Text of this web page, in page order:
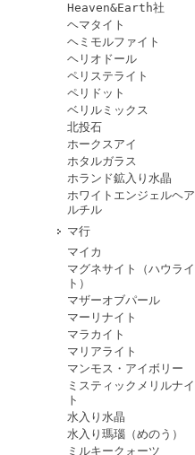
Heaven&Earth社
ヘマタイト
ヘミモルファイト
ヘリオドール
ペリステライト
ペリドット
ベリルミックス
北投石
ホークスアイ
ホタルガラス
ホランド鉱入り水晶
ホワイトエンジェルヘア
ルチル
マ行
マイカ
マグネサイト（ハウライ
ト）
マザーオブパール
マーリナイト
マラカイト
マリアライト
マンモス・アイボリー
ミスティックメリルナイ
ト
水入り水晶
水入り瑪瑙（めのう）
ミルキークォーツ